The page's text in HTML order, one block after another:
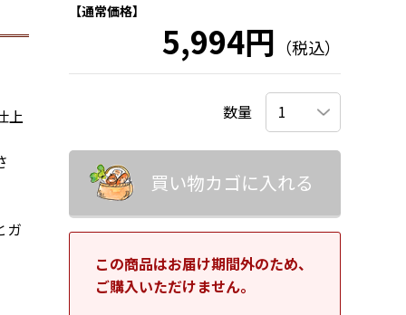
上
ガ
【通常価格】
5,994円 （税込）
数量
買い物カゴに入れる
この商品はお届け期間外のため、
ご購入いただけません。